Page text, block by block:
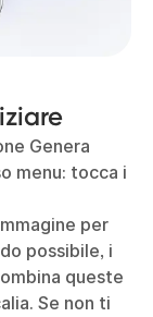
Genera
menu: tocca i
per
possibile, i
queste
Se non ti